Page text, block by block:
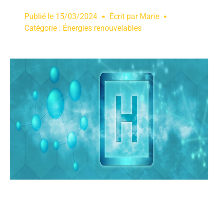
Publié le 15/03/2024 Écrit parMarie
Catégorie : Énergies renouvelables